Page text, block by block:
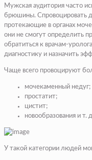
Мужская аудитория часто
брюшины. Спровоцировать
протекающие в органах
они не смогут определить
обратиться к врачам-
диагностику и назначить
Чаще всего провоцируют
мочекаменный недуг;
простатит;
цистит;
новообразования и т.
У такой категории людей